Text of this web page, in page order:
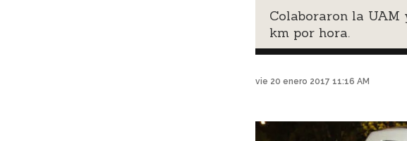
Colaboraron la UAM
km por hora.
vie 20 enero 2017 11:16 AM